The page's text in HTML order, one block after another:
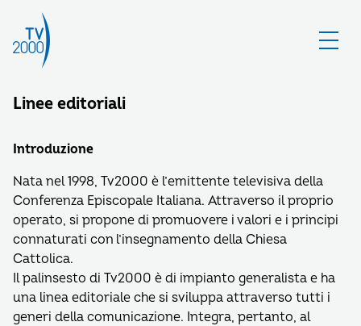
Linee editoriali
Introduzione
Nata nel 1998, Tv2000 è l’emittente televisiva della
Conferenza Episcopale Italiana. Attraverso il proprio
operato, si propone di promuovere i valori e i principi
connaturati con l’insegnamento della Chiesa
Cattolica.
Il palinsesto di Tv2000 è di impianto generalista e ha
una linea editoriale che si sviluppa attraverso tutti i
generi della comunicazione. Integra, pertanto, al